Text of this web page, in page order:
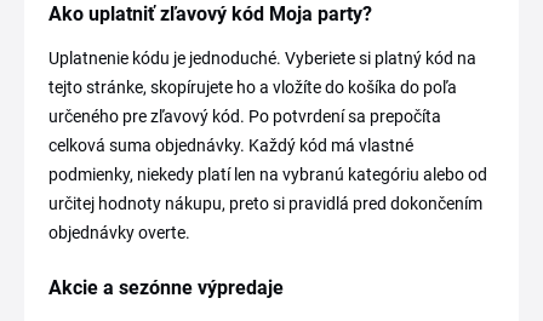
Ako uplatniť zľavový kód Moja party?
Uplatnenie kódu je jednoduché. Vyberiete si platný kód na
tejto stránke, skopírujete ho a vložíte do košíka do poľa
určeného pre zľavový kód. Po potvrdení sa prepočíta
celková suma objednávky. Každý kód má vlastné
podmienky, niekedy platí len na vybranú kategóriu alebo od
určitej hodnoty nákupu, preto si pravidlá pred dokončením
objednávky overte.
Akcie a sezónne výpredaje